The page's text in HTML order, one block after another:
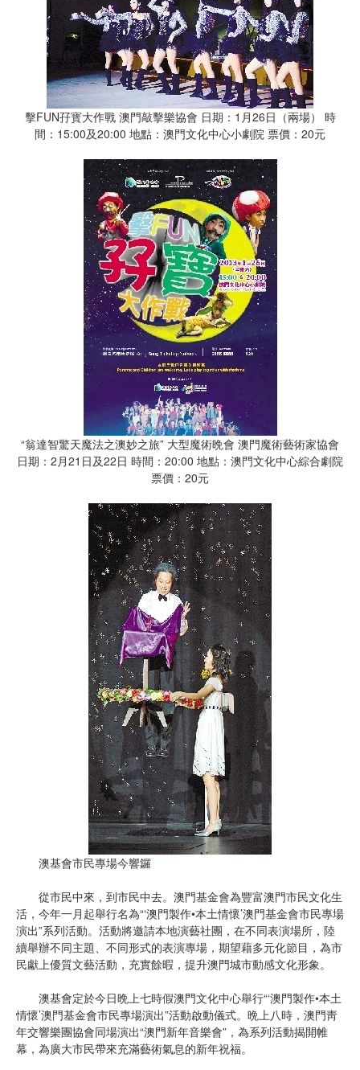
擊FUN孖寳大作戰 澳門敲擊樂協會 日期：1月26日（兩場） 時
間：15:00及20:00 地點：澳門文化中心小劇院 票價：20元
“翁達智驚天魔法之澳妙之旅” 大型魔術晩會 澳門魔術藝術家協會
日期：2月21日及22日 時間：20:00 地點：澳門文化中心綜合劇院
票價：20元
澳基會市民專場今響鑼
從市民中來，到市民中去。澳門基金會為豐富澳門市民文化生
活，今年一月起舉行名為“‘澳門製作•本土情懷’澳門基金會市民專場
演出”系列活動。活動將邀請本地演藝社團，在不同表演場所，陸
續舉辦不同主題、不同形式的表演專場，期望藉多元化節目，為市
民獻上優質文藝活動，充實餘暇，提升澳門城市動感文化形象。
澳基會定於今日晩上七時假澳門文化中心舉行“‘澳門製作•本土
情懷’澳門基金會市民專場演出”活動啟動儀式。晩上八時，澳門靑
年交響樂團協會同場演出“澳門新年音樂會”，為系列活動揭開帷
幕，為廣大市民帶來充滿藝術氣息的新年祝福。